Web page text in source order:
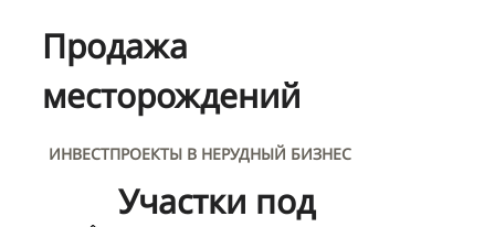
Продажа
месторождений
ИНВЕСТПРОЕКТЫ В НЕРУДНЫЙ БИЗНЕС
Участки под